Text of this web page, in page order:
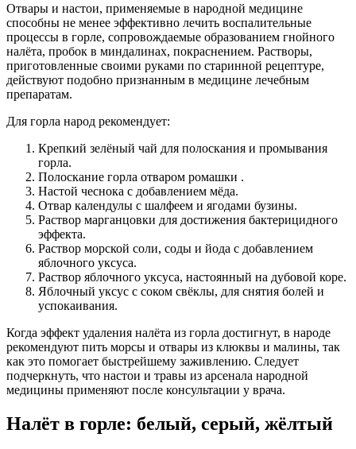
Отвары и настои, применяемые в народной медицине
способны не менее эффективно лечить воспалительные
процессы в горле, сопровождаемые образованием гнойного
налёта, пробок в миндалинах, покраснением. Растворы,
приготовленные своими руками по старинной рецептуре,
действуют подобно признанным в медицине лечебным
препаратам.
Для горла народ рекомендует:
Крепкий зелёный чай для полоскания и промывания
горла.
Полоскание горла отваром ромашки .
Настой чеснока с добавлением мёда.
Отвар календулы с шалфеем и ягодами бузины.
Раствор марганцовки для достижения бактерицидного
эффекта.
Раствор морской соли, соды и йода с добавлением
яблочного уксуса.
Раствор яблочного уксуса, настоянный на дубовой коре.
Яблочный уксус с соком свёклы, для снятия болей и
успокаивания.
Когда эффект удаления налёта из горла достигнут, в народе
рекомендуют пить морсы и отвары из клюквы и малины, так
как это помогает быстрейшему заживлению. Следует
подчеркнуть, что настои и травы из арсенала народной
медицины применяют после консультации у врача.
Налёт в горле: белый, серый, жёлтый